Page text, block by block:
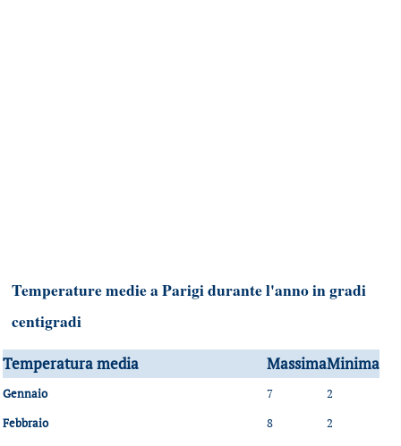
Temperature medie a Parigi durante l'anno in gradi
centigradi
Temperatura media MassimaMinima
Gennaio 7
2
Febbraio
8
2